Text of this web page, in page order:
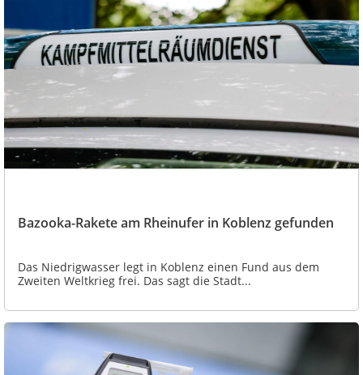
Bazooka-Rakete am Rheinufer in Koblenz gefunden
Das Niedrigwasser legt in Koblenz einen Fund aus dem
Zweiten Weltkrieg frei. Das sagt die Stadt...